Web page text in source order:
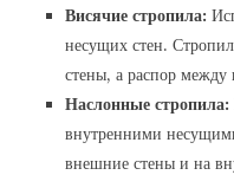
Висячие стропила:
несущих стен.
стены, а распор между
Наслонные стропила:
внутренними
внешние стены и на